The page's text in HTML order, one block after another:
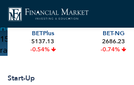
Home»Anul 2024 a adus cu 9.4%
15% mai multe suspendări și cu
radieri de companii față de 2023
PIATA DE CAPITAL
Investiții
BETPlus
5137.13
-0.54%
BET-NG
2686.23
-0.74%
Start-Up